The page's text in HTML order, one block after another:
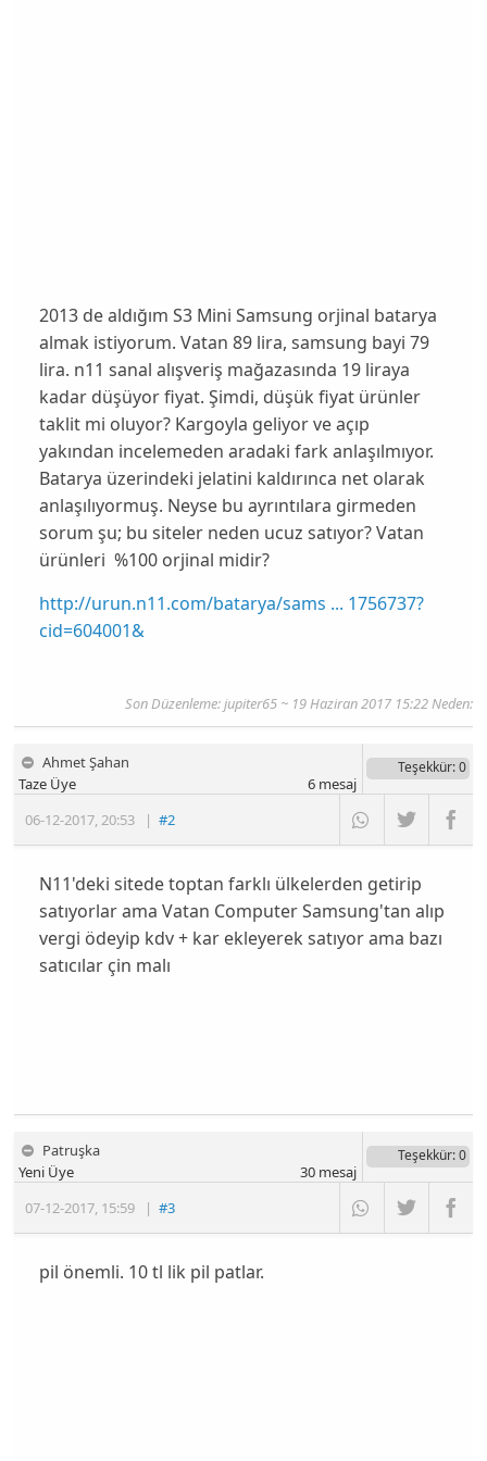
2013 de aldığım S3 Mini Samsung orjinal batarya
almak istiyorum. Vatan 89 lira, samsung bayi 79
lira. n11 sanal alışveriş mağazasında 19 liraya
kadar düşüyor fiyat. Şimdi, düşük fiyat ürünler
taklit mi oluyor? Kargoyla geliyor ve açıp
yakından incelemeden aradaki fark anlaşılmıyor.
Batarya üzerindeki jelatini kaldırınca net olarak
anlaşılıyormuş. Neyse bu ayrıntılara girmeden
sorum şu; bu siteler neden ucuz satıyor? Vatan
ürünleri %100 orjinal midir?
http://urun.n11.com/batarya/sams ... 1756737?
cid=604001&
Son Düzenleme:jupiter65~ 19 Haziran 2017 15:22 Neden:
Ahmet Şahan
06-12-2017,20:53 |#2
Taze Üye
Teşekkür: 0
6mesaj
N11'deki sitede toptan farklı ülkelerden getirip
satıyorlar ama Vatan Computer Samsung'tan alıp
vergi ödeyip kdv + kar ekleyerek satıyor ama bazı
satıcılar çin malı
Patruşka
07-12-2017, 15:59 |#3
Yeni Üye
Teşekkür: 0
30mesaj
pil önemli. 10 tl lik pil patlar.